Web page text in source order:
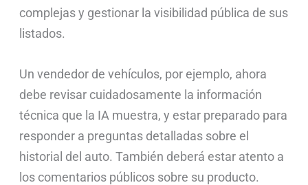
complejas y gestionar la visibilidad pública de sus
listados.
Un vendedor de vehículos, por ejemplo, ahora
debe revisar cuidadosamente la información
técnica que la IA muestra, y estar preparado para
responder a preguntas detalladas sobre el
historial del auto. También deberá estar atento a
los comentarios públicos sobre su producto.